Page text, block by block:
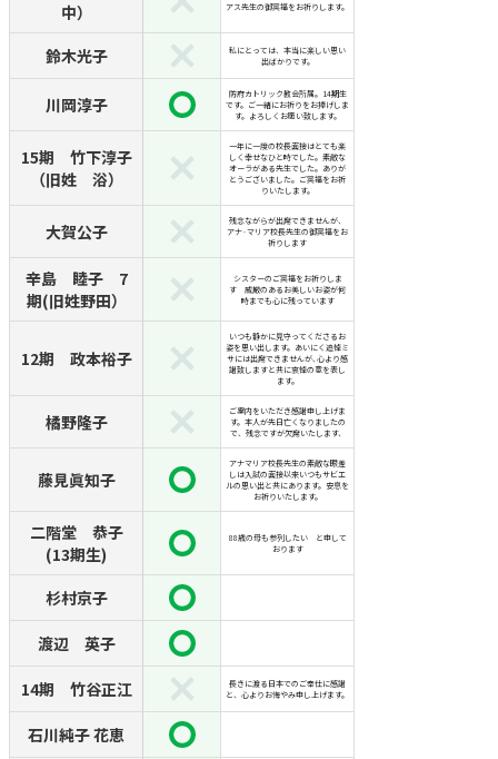
中）
アス先生の御冥福をお祈りします。
鈴木光子
私にとっては、本当に楽しい思い
出ばかりです。
川岡淳子
防府カトリック教会所属。14期生
です。ご一緒にお祈りをお捧げしま
す。よろしくお願い致します。
15期 竹下淳子
（旧姓 浴）
一年に一度の校長面接はとても楽
しく幸せなひと時でした。素敵な
オーラがある先生でした。ありが
とうございました。ご冥福をお祈
りいたします。
大賀公子
残念ながらが出席できませんが、
アナ·マリア校長先生の御冥福をお
祈りします
辛島 睦子 7
期(旧姓野田）
シスターのご冥福をお祈りしま
す 威厳のあるお美しいお姿が何
時までも心に残っています
12期 政本裕子
いつも静かに見守ってくださるお
姿を思い出します。あいにく追悼ミ
サには出席できませんが､心より感
謝致しますと共に哀悼の意を表し
ます。
橘野隆子
ご案内をいただき感謝申し上げま
す。本人が先日亡くなりましたの
で、残念ですが欠席いたします、
藤見眞知子
アナマリア校長先生の素敵な眼差
しは入試の面接以来いつもサビエ
ルの思い出と共にあります。安息を
お祈りいたします。
二階堂 恭子
(13期生)
88歳の母も参列したい と申して
おります
杉村京子
渡辺 英子
14期 竹谷正江
長きに渡る日本でのご奉仕に感謝
と、心よりお悔やみ申し上げます。
石川純子 花恵